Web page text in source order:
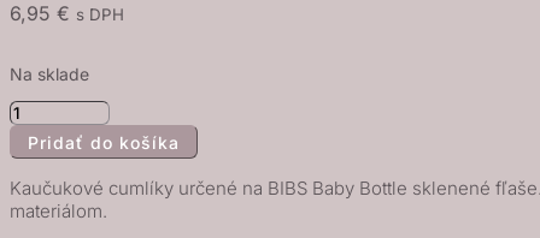
6,95 € s DPH
Na sklade
množstvo
BIBS
kaučukové
cumlíky
Pridať do košíka
Kaučukové cumlíky určené na BIBS Baby Bottle sklenené
materiálom.